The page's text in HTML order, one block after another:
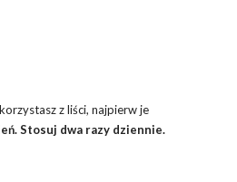
z liści, najpierw je
Stosuj dwa razy dziennie.